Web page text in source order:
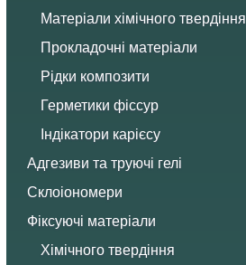
Матеріали хімічного твердіння
Прокладочні матеріали
Рідки композити
Герметики фіссур
Індікатори карієсу
Адгезиви та труючі гелі
Склоіономери
Фіксуючі матеріали
Хімічного твердіння